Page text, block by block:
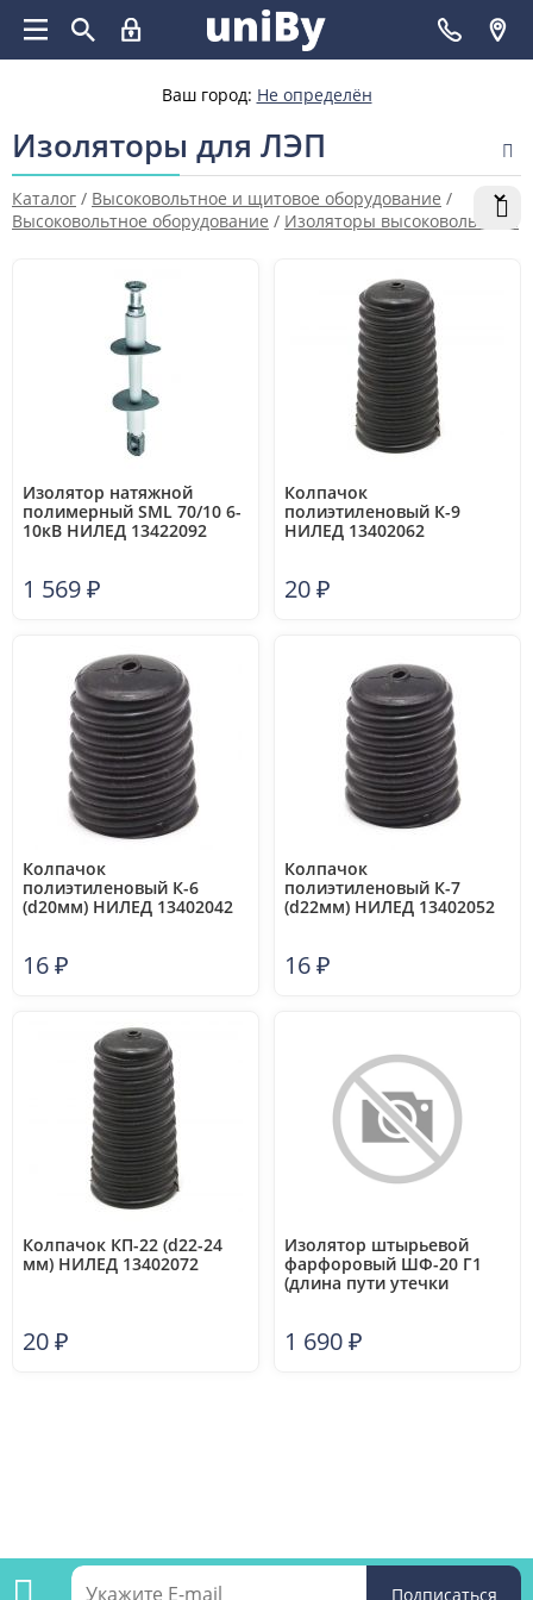
Ваш город: Не определён
Изоляторы для ЛЭП
Каталог / Высоковольтное и щитовое оборудование /
Высоковольтное оборудование / Изоляторы высоковольтные
Изолятор натяжной
полимерный SML 70/10 6-
10кВ НИЛЕД 13422092
1 569₽
Колпачок
полиэтиленовый К-9
НИЛЕД 13402062
20₽
Колпачок
полиэтиленовый К-6
(d20мм) НИЛЕД 13402042
16₽
Колпачок
полиэтиленовый К-7
(d22мм) НИЛЕД 13402052
16₽
Колпачок КП-22 (d22-24
мм) НИЛЕД 13402072
20₽
Изолятор штырьевой
фарфоровый ШФ-20 Г1
(длина пути утечки
1 690₽